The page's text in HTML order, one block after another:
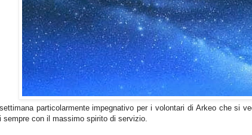
particolarmente impegnativo per i volontari di Arkeo che si
sempre con il massimo spirito di servizio.